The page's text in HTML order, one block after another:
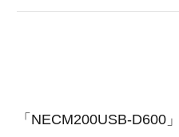
「NECM200USB-D600